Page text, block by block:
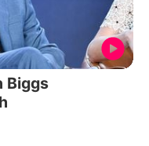
Biggs